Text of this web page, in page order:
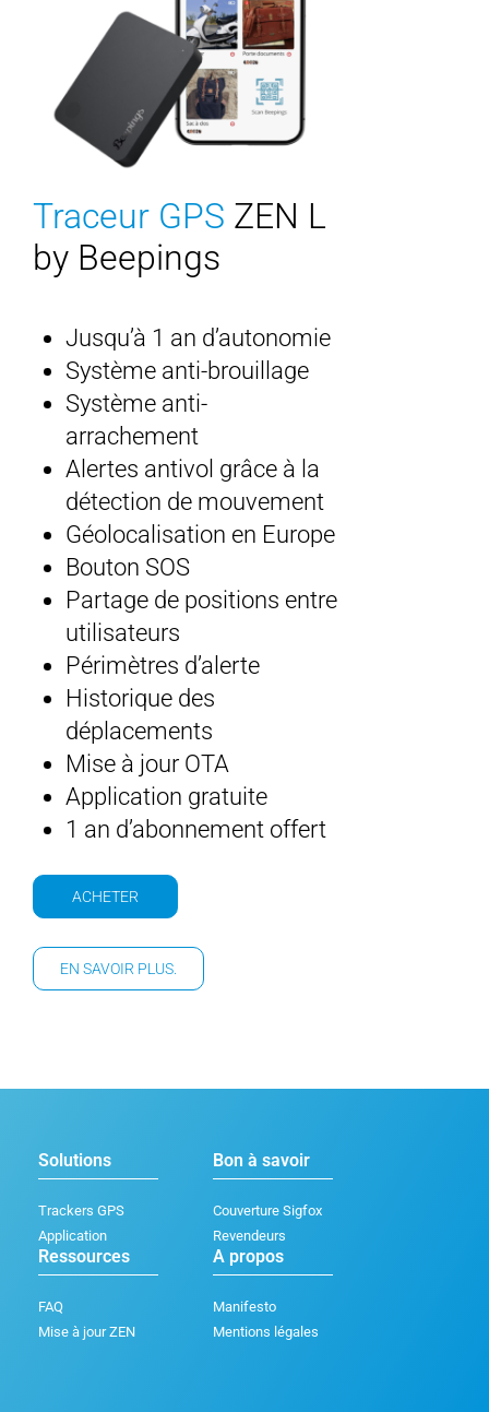
Traceur GPS ZEN L
by Beepings
Jusqu’à 1 an d’autonomie
Système anti-brouillage
Système anti-
arrachement
Alertes antivol grâce à la
détection de mouvement
Géolocalisation en Europe
Bouton SOS
Partage de positions entre
utilisateurs
Périmètres d’alerte
Historique des
déplacements
Mise à jour OTA
Application gratuite
1 an d’abonnement offert
ACHETER
EN SAVOIR PLUS.
Solutions
Trackers GPS
Application
Bon à savoir
Couverture Sigfox
Revendeurs
Ressources
FAQ
Mise à jour ZEN
A propos
Manifesto
Mentions légales